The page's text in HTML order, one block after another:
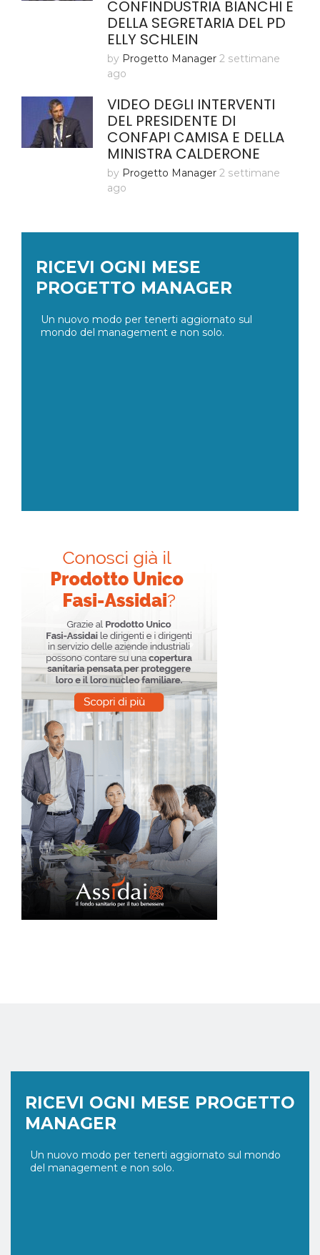
CONFINDUSTRIA BIANCHI E
DELLA SEGRETARIA DEL PD
ELLY SCHLEIN
by Progetto Manager 2 settimane
ago
VIDEO DEGLI INTERVENTI
DEL PRESIDENTE DI
CONFAPI CAMISA E DELLA
MINISTRA CALDERONE
by Progetto Manager 2 settimane
ago
RICEVI OGNI MESE
PROGETTO MANAGER
Un nuovo modo per tenerti aggiornato sul
mondo del management e non solo.
RICEVI OGNI MESE PROGETTO
MANAGER
Un nuovo modo per tenerti aggiornato sul mondo
del management e non solo.